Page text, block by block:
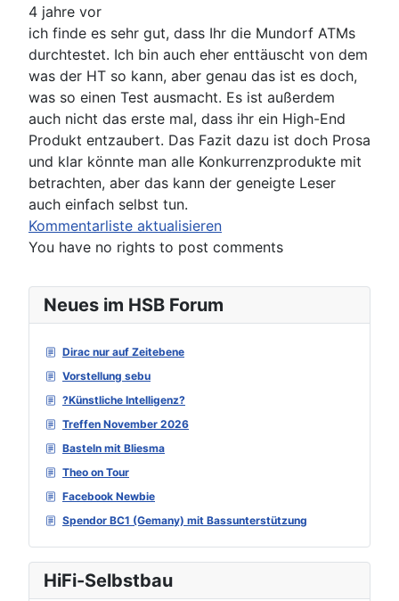
Neues im HSB Forum
Dirac nur auf Zeitebene
Vorstellung sebu
?Künstliche Intelligenz?
Treffen November 2026
Basteln mit Bliesma
Theo on Tour
Facebook Newbie
Spendor BC1 (Gemany) mit Bassunterstützung
HiFi-Selbstbau
4 jahre vor
ich finde es sehr gut, dass Ihr die Mundorf ATMs
durchtestet. Ich bin auch eher enttäuscht von dem
was der HT so kann, aber genau das ist es doch,
was so einen Test ausmacht. Es ist außerdem
auch nicht das erste mal, dass ihr ein High-End
Produkt entzaubert. Das Fazit dazu ist doch Prosa
und klar könnte man alle Konkurrenzprodukte mit
betrachten, aber das kann der geneigte Leser
auch einfach selbst tun.
Kommentarliste aktualisieren
You have no rights to post comments